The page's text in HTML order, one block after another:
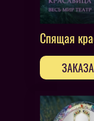
Спящая